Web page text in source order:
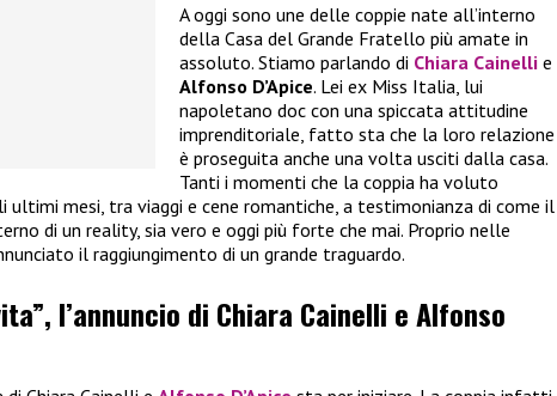
A oggi sono une delle coppie nate all’interno
della Casa del Grande Fratello più amate in
assoluto. Stiamo parlando di Chiara Cainelli e
Alfonso D’Apice. Lei ex Miss Italia, lui
napoletano doc con una spiccata attitudine
imprenditoriale, fatto sta che la loro relazione
è proseguita anche una volta usciti dalla casa.
Tanti i momenti che la coppia ha voluto
ultimi mesi, tra viaggi e cene romantiche, a testimonianza di come il
di un reality, sia vero e oggi più forte che mai. Proprio nelle
il raggiungimento di un grande traguardo.
l’annuncio di Chiara Cainelli e Alfonso